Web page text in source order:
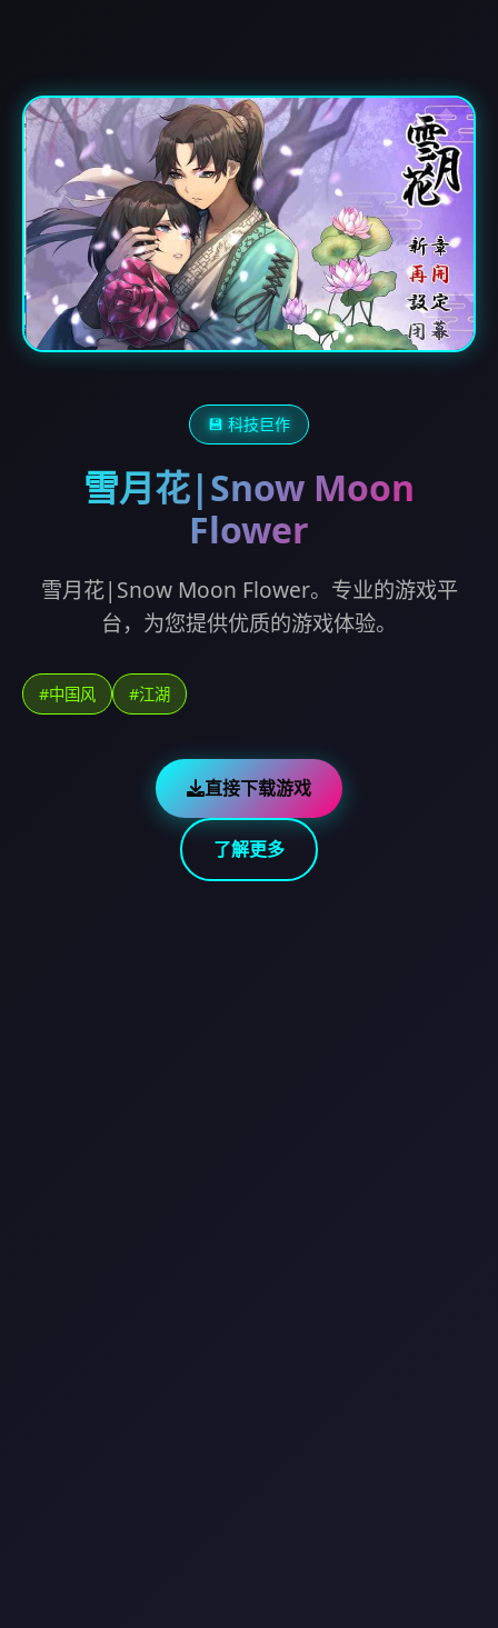
💾 科技巨作
雪月花|Snow Moon
Flower
雪月花|Snow Moon Flower。专业的游戏平
台，为您提供优质的游戏体验。
#中国风 #江湖
直接下载游戏
了解更多